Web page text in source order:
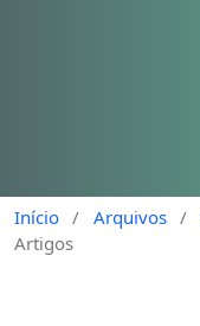
Início / Arquivos /
Artigos